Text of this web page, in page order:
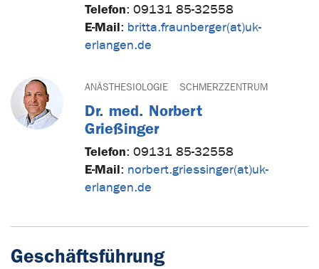
Telefon: 09131 85-32558
E-Mail: britta.fraunberger(at)uk-
erlangen.de
ANÄSTHESIOLOGIE SCHMERZZENTRUM
Dr. med. Norbert
Grießinger
Telefon: 09131 85-32558
E-Mail: norbert.griessinger(at)uk-
erlangen.de
Geschäftsführung